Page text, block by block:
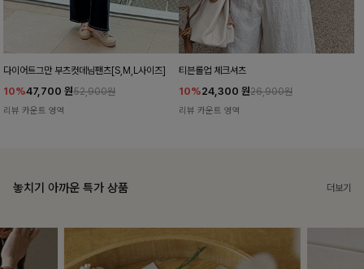
다이어트그만 부츠컷데님팬츠[S,M,L사이즈]
10%47,700 원52,900원
리뷰 카운트 영역
티븐롤업 체크셔츠
10%24,300 원26,900원
리뷰 카운트 영역
놓치기 아까운 특가 상품 더보기